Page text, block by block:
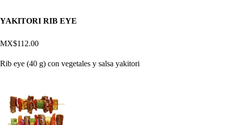
YAKITORI RIB EYE
MX$112.00
Rib eye (40 g) con vegetales y salsa yakitori